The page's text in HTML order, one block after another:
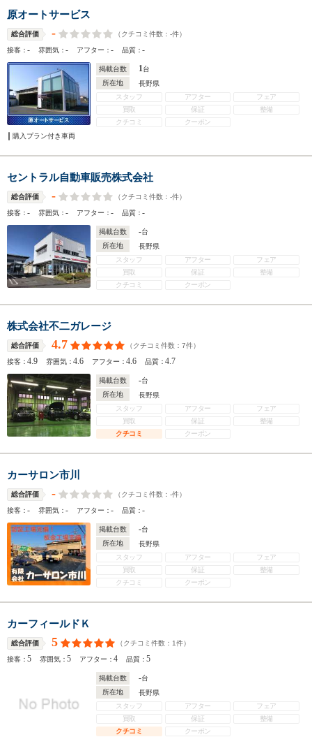
原オートサービス
総合評価 - （クチコミ件数： -件）
接客：- 雰囲気：- アフター：- 品質：-
掲載台数 1台
所在地
長野県
スタッフ
アフター
フェア
買取
保証
整備
クチコミ
クーポン
購入プラン付き車両
セントラル自動車販売株式会社
総合評価 - （クチコミ件数： -件）
接客：- 雰囲気：- アフター：- 品質：-
掲載台数 -台
所在地
長野県
スタッフ
アフター
フェア
買取
保証
整備
クチコミ
クーポン
株式会社不二ガレージ
総合評価 4.7 （クチコミ件数： 7件）
接客：4.9 雰囲気：4.6 アフター：4.6 品質：4.7
掲載台数 -台
所在地
長野県
スタッフ
アフター
フェア
買取
保証
整備
クチコミ
クーポン
カーサロン市川
総合評価 - （クチコミ件数： -件）
接客：- 雰囲気：- アフター：- 品質：-
掲載台数 -台
所在地
長野県
スタッフ
アフター
フェア
買取
保証
整備
クチコミ
クーポン
カーフィールドＫ
総合評価 5 （クチコミ件数： 1件）
接客：5 雰囲気：5 アフター：4 品質：5
掲載台数 -台
所在地
長野県
スタッフ
アフター
フェア
買取
保証
整備
クチコミ
クーポン